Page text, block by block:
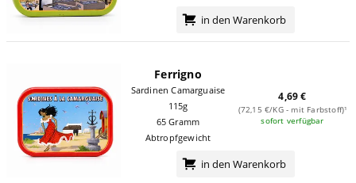
in den Warenkorb
Ferrigno
Sardinen Camarguaise
115g
65 Gramm
Abtropfgewicht
4,69 €
(72,15 €/KG - mit Farbstoff)¹
sofort verfügbar
in den Warenkorb